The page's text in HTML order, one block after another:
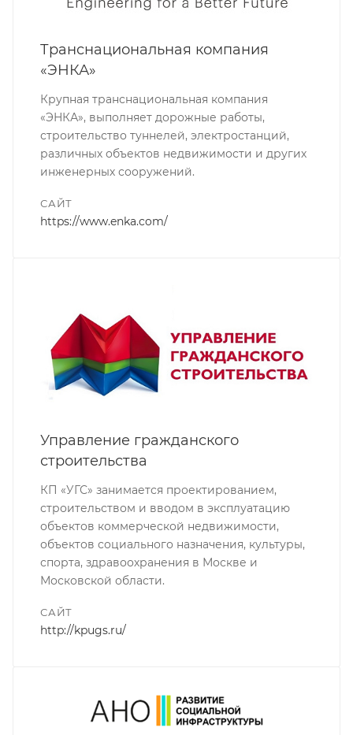
Транснациональная компания
«ЭНКА»
Крупная транснациональная компания
«ЭНКА», выполняет дорожные работы,
строительство туннелей, электростанций,
различных объектов недвижимости и других
инженерных сооружений.
САЙТ
https://www.enka.com/
Управление гражданского
строительства
КП «УГС» занимается проектированием,
строительством и вводом в эксплуатацию
объектов коммерческой недвижимости,
объектов социального назначения, культуры,
спорта, здравоохранения в Москве и
Московской области.
САЙТ
http://kpugs.ru/